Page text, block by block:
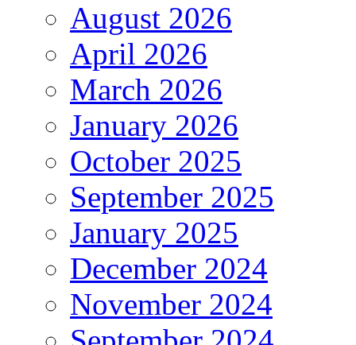
August 2026
April 2026
March 2026
January 2026
October 2025
September 2025
January 2025
December 2024
November 2024